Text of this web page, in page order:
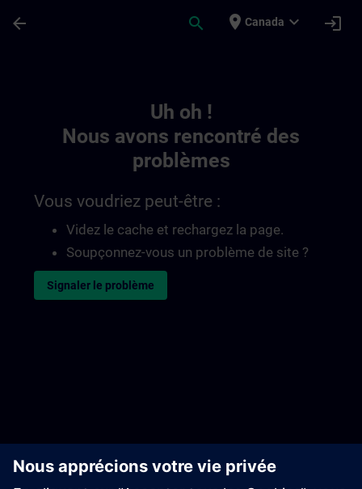
arrow_back search place Canada expand_more login
Uh oh !
Nous avons rencontré des
problèmes
Vous voudriez peut-être :
Videz le cache et rechargez la page.
Soupçonnez-vous un problème de site ?
Signaler le problème